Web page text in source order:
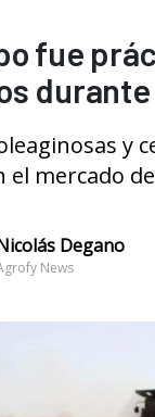
fue
y
el mercado
Degano
News